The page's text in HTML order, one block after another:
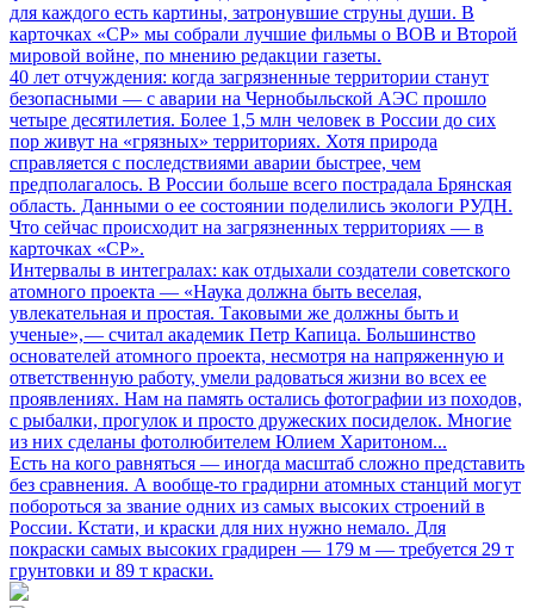
для каждого есть картины, затронувшие струны души. В
карточках «СР» мы собрали лучшие фильмы о ВОВ и Второй
мировой войне, по мнению редакции газеты.
40 лет отчуждения: когда загрязненные территории станут
безопасными — с аварии на Чернобыльской АЭС прошло
четыре десятилетия. Более 1,5 млн человек в России до сих
пор живут на «грязных» территориях. Хотя природа
справляется с последствиями аварии быстрее, чем
предполагалось. В России больше всего пострадала Брянская
область. Данными о ее состоянии поделились экологи РУДН.
Что сейчас происходит на загрязненных территориях — в
карточках «СР».
Интервалы в интегралах: как отдыхали создатели советского
атомного проекта — «Наука должна быть веселая,
увлекательная и простая. Таковыми же должны быть и
ученые», — считал академик Петр Капица. Большинство
основателей атомного проекта, несмотря на напряженную и
ответственную работу, умели радоваться жизни во всех ее
проявлениях. Нам на память остались фотографии из походов,
с рыбалки, прогулок и просто дружеских посиделок. Многие
из них сделаны фотолюбителем Юлием Харитоном...
Есть на кого равняться — иногда масштаб сложно представить
без сравнения. А вообще-то градирни атомных станций могут
побороться за звание одних из самых высоких строений в
России. Кстати, и краски для них нужно немало. Для
покраски самых высоких градирен — 179 м — требуется 29 т
грунтовки и 89 т краски.